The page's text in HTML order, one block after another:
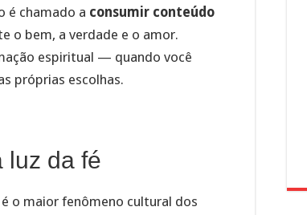
é chamado a consumir conteúdo
o bem, a verdade e o amor.
espiritual — quando você
próprias escolhas.
luz da fé
o maior fenômeno cultural dos